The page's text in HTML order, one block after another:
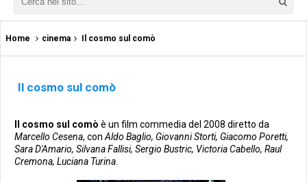
Home cinema Il cosmo sul comò
Il cosmo sul comò
Il cosmo sul comò è un film commedia del 2008 diretto da
Marcello Cesena, con Aldo Baglio, Giovanni Storti, Giacomo Poretti,
Sara D'Amario, Silvana Fallisi, Sergio Bustric, Victoria Cabello, Raul
Cremona, Luciana Turina